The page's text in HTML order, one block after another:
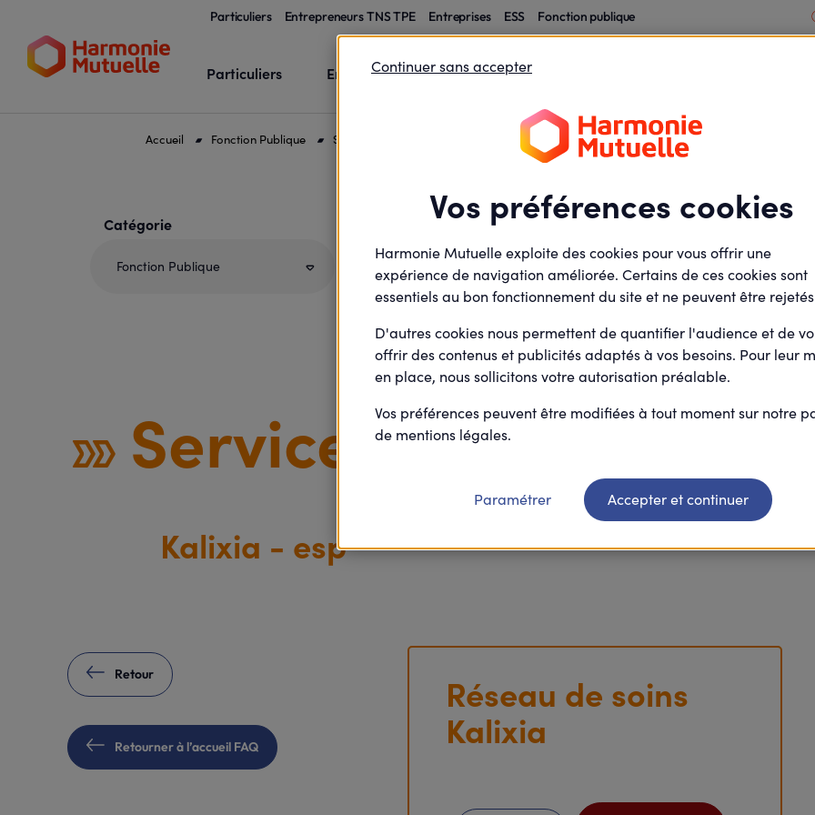
Particuliers Entrepreneurs TNS TPE Entreprises ESS Fonction publique
Particuliers Entrepreneurs TNS TPE Entreprises
Accueil Fonction Publique Services et assistance - ESP Kalixia - ESP
Votre profil et / ou votre sélection entraîne un rafraichissement de la page
Catégorie
Fonction Publique
Champ de recherche
Services et
Kalixia - esp
Retour
Retourner à l’accueil FAQ
Réseau de soins
Kalixia
Vos préférences cookies
Harmonie Mutuelle exploite des cookies pour vous offrir une
expérience de navigation améliorée. Certains de ces cookies sont
essentiels au bon fonctionnement du site et ne peuvent être
D'autres cookies nous permettent de quantifier l'audience et de
offrir des contenus et publicités adaptés à vos besoins. Pour leur
en place, nous sollicitons votre autorisation préalable.
Vos préférences peuvent être modifiées à tout moment sur notre
de mentions légales.
Continuer sans accepter
Paramétrer Accepter et continuer